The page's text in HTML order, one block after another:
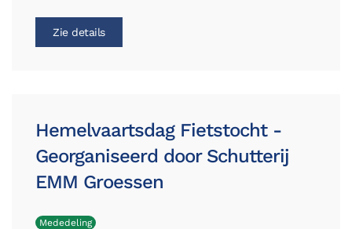
Zie details
Hemelvaartsdag Fietstocht -
Georganiseerd door Schutterij
EMM Groessen
Mededeling